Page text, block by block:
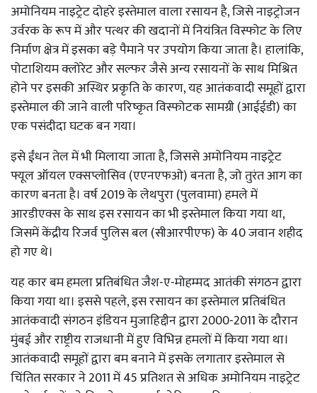
अमोनियम नाइट्रेट दोहरे इस्तेमाल वाला रसायन है, जिसे नाइट्रोजन
उर्वरक के रूप में और पत्थर की खदानों में नियंत्रित विस्फोट के लिए
निर्माण क्षेत्र में इसका बड़े पैमाने पर उपयोग किया जाता है। हालांकि,
पोटाशियम क्लोरेट और सल्फर जैसे अन्य रसायनों के साथ मिश्रित
होने पर इसकी अस्थिर प्रकृति के कारण, यह आतंकवादी समूहों द्वारा
इस्तेमाल की जाने वाली परिष्कृत विस्फोटक सामग्री (आईईडी) का
एक पसंदीदा घटक बन गया।
इसे ईंधन तेल में भी मिलाया जाता है, जिससे अमोनियम नाइट्रेट
फ्यूल ऑयल एक्सप्लोसिव (एएनएफओ) बनता है, जो तुरंत आग का
कारण बनता है। वर्ष 2019 के लेथपुरा (पुलवामा) हमले में
आरडीएक्स के साथ इस रसायन का भी इस्तेमाल किया गया था,
जिसमें केंद्रीय रिजर्व पुलिस बल (सीआरपीएफ) के 40 जवान शहीद
हो गए थे।
यह कार बम हमला प्रतिबंधित जैश-ए-मोहम्मद आतंकी संगठन द्वारा
किया गया था। इससे पहले, इस रसायन का इस्तेमाल प्रतिबंधित
आतंकवादी संगठन इंडियन मुजाहिद्दीन द्वारा 2000-2011 के दौरान
मुंबई और राष्ट्रीय राजधानी में हुए विभिन्न हमलों में किया गया था।
आतंकवादी समूहों द्वारा बम बनाने में इसके लगातार इस्तेमाल से
चिंतित सरकार ने 2011 में 45 प्रतिशत से अधिक अमोनियम नाइट्रेट